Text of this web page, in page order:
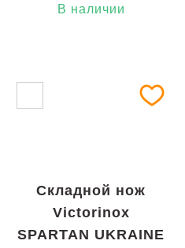
В наличии
Складной нож
Victorinox
SPARTAN UKRAINE